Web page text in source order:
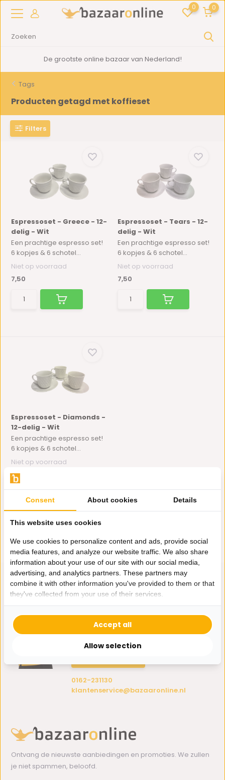
0 0
De grootste online bazaar van Nederland!
Tags
Producten getagd met koffieset
Filters
Espressoset - Greece - 12-
delig - Wit
Een prachtige espresso set!
6 kopjes & 6 schotel...
Niet op voorraad
7,50
Espressoset - Tears - 12-
delig - Wit
Een prachtige espresso set!
6 kopjes & 6 schotel...
Niet op voorraad
7,50
Espressoset - Diamonds -
12-delig - Wit
Een prachtige espresso set!
6 kopjes & 6 schotel...
Niet op voorraad
7,50
Hulp nodig?
Wij zitten voor je klaar.
0162-231130
klantenservice@bazaaronline.nl
Ontvang de nieuwste aanbiedingen en promoties. We zullen
je niet spammen, beloofd.
Consent About cookies Details
This website uses cookies
We use cookies to personalize content and ads, provide social
media features, and analyze our website traffic. We also share
information about your use of our site with our social media,
advertising, and analytics partners. These partners may
combine it with other information you've provided to them or that
they've collected from your use of their services.
Allow selection
Accept all